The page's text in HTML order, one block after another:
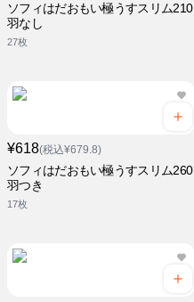
ソフィはだおもい極うすスリム210
羽なし
27枚
¥618(税込¥679.8)
ソフィはだおもい極うすスリム260
羽つき
17枚